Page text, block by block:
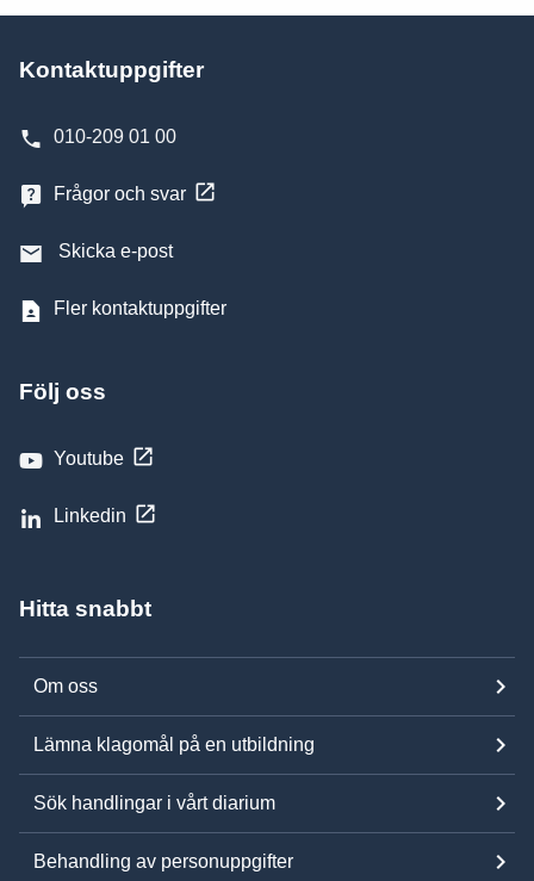
Kontaktuppgifter
010-209 01 00
Frågor och svar
Skicka e-post
Fler kontaktuppgifter
Följ oss
Youtube
Linkedin
Hitta snabbt
Om oss
Lämna klagomål på en utbildning
Sök handlingar i vårt diarium
Behandling av personuppgifter